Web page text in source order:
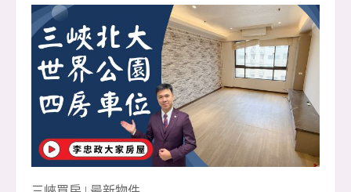
夥伴即刻補位，從客戶溝通到交付流程， 讓案件
不因距離而停擺，成交不打折。 💥 夥伴買賣全
炮，靠的不只是拚，是團隊撐 第三戶更狂！ 直接
買賣全炮完成，看似一個人爆發， 其實背後是整
個團隊默默做球與支援， 今天你扛我，明天我補
你，這才是長久的勝利模式。 這個市場不簡單，
但越困難的時刻，越能看出誰是真正的團隊。 在
安信， 我們不只是同事， 更像是一群一起跑馬拉